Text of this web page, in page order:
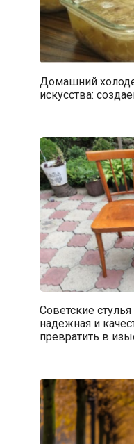
Домашний
искусства:
Советские
надежная и
превратить в